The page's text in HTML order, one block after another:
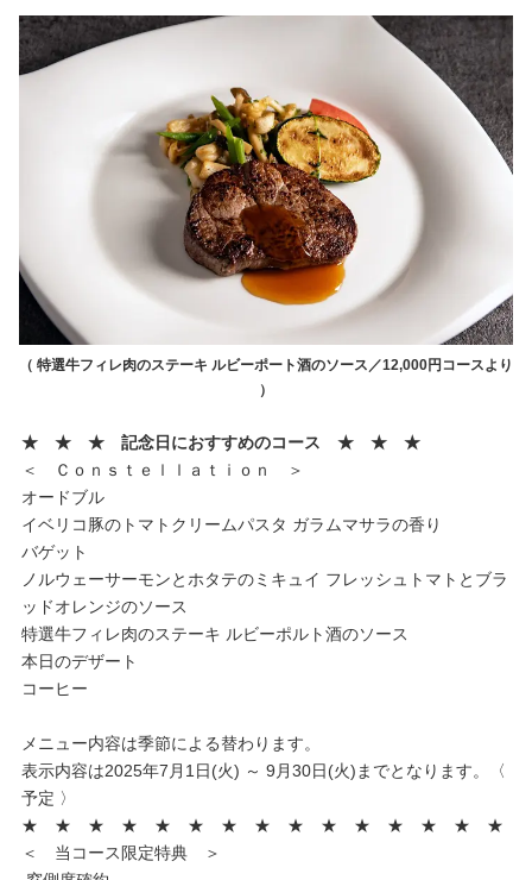
（ 特選牛フィレ肉のステーキ ルビーポート酒のソース／12,000円コースより
）
★ ★ ★ 記念日におすすめのコース ★ ★ ★
＜ Ｃｏｎｓｔｅｌｌａｔｉｏｎ ＞
オードブル
イベリコ豚のトマトクリームパスタ ガラムマサラの香り
バゲット
ノルウェーサーモンとホタテのミキュイ フレッシュトマトとブラ
ッドオレンジのソース
特選牛フィレ肉のステーキ ルビーポルト酒のソース
本日のデザート
コーヒー
メニュー内容は季節による替わります。
表示内容は2025年7月1日(火) ～ 9月30日(火)までとなります。〈
予定 〉
★ ★ ★ ★ ★ ★ ★ ★ ★ ★ ★ ★ ★ ★ ★
＜ 当コース限定特典 ＞